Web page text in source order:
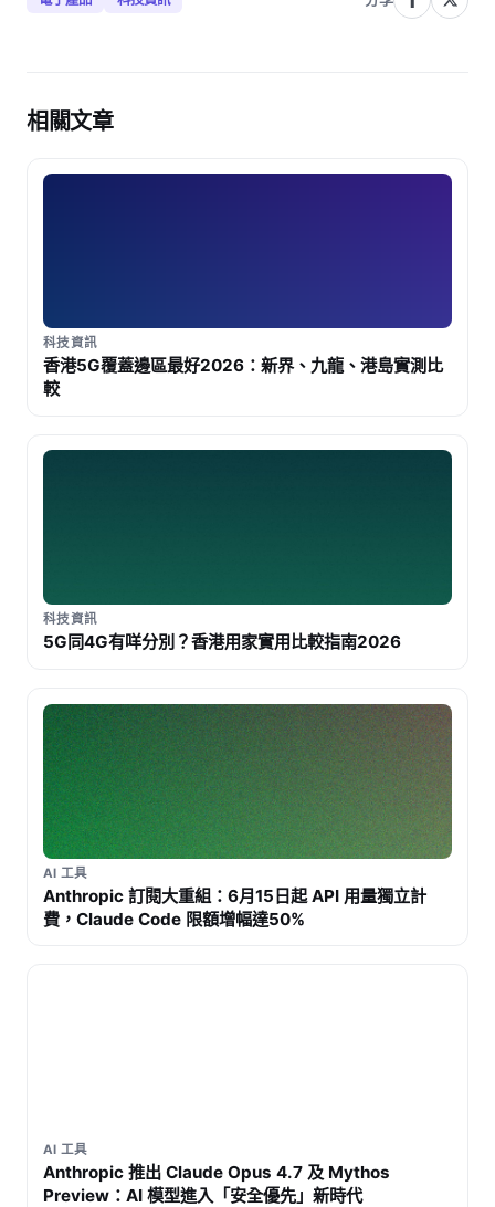
相關文章
科技資訊
香港5G覆蓋邊區最好2026：新界、九龍、港島實測比
較
科技資訊
5G同4G有咩分別？香港用家實用比較指南2026
AI 工具
Anthropic 訂閱大重組：6月15日起 API 用量獨立計
費，Claude Code 限額增幅達50%
AI 工具
Anthropic 推出 Claude Opus 4.7 及 Mythos
Preview：AI 模型進入「安全優先」新時代